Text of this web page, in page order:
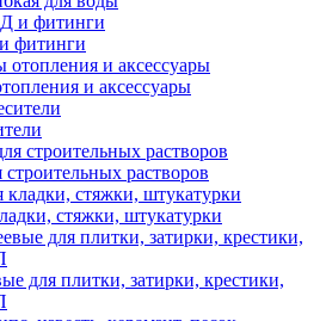
фитинги
и аксессуары
растворов
стяжки, штукатурки
для плитки, затирки, крестики,